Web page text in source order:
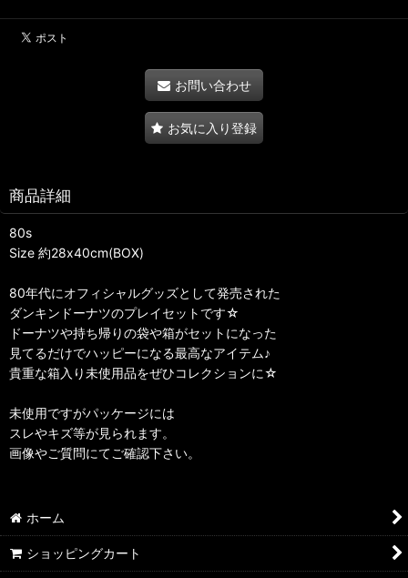
お問い合わせ
お気に入り登録
商品詳細
80s
Size 約28x40cm(BOX)
80年代にオフィシャルグッズとして発売された
ダンキンドーナツのプレイセットです☆
ドーナツや持ち帰りの袋や箱がセットになった
見てるだけでハッピーになる最高なアイテム♪
貴重な箱入り未使用品をぜひコレクションに☆
未使用ですがパッケージには
スレやキズ等が見られます。
画像やご質問にてご確認下さい。
ホーム
ショッピングカート